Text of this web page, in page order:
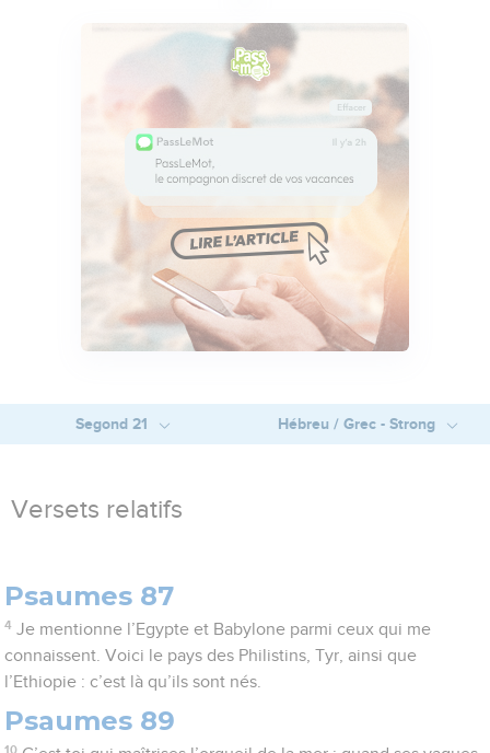
Segond 21 Hébreu / Grec - Strong
Versets relatifs
Psaumes 87
4 Je mentionne l’Egypte et Babylone parmi ceux qui me
connaissent. Voici le pays des Philistins, Tyr, ainsi que
l’Ethiopie : c’est là qu’ils sont nés.
Psaumes 89
10